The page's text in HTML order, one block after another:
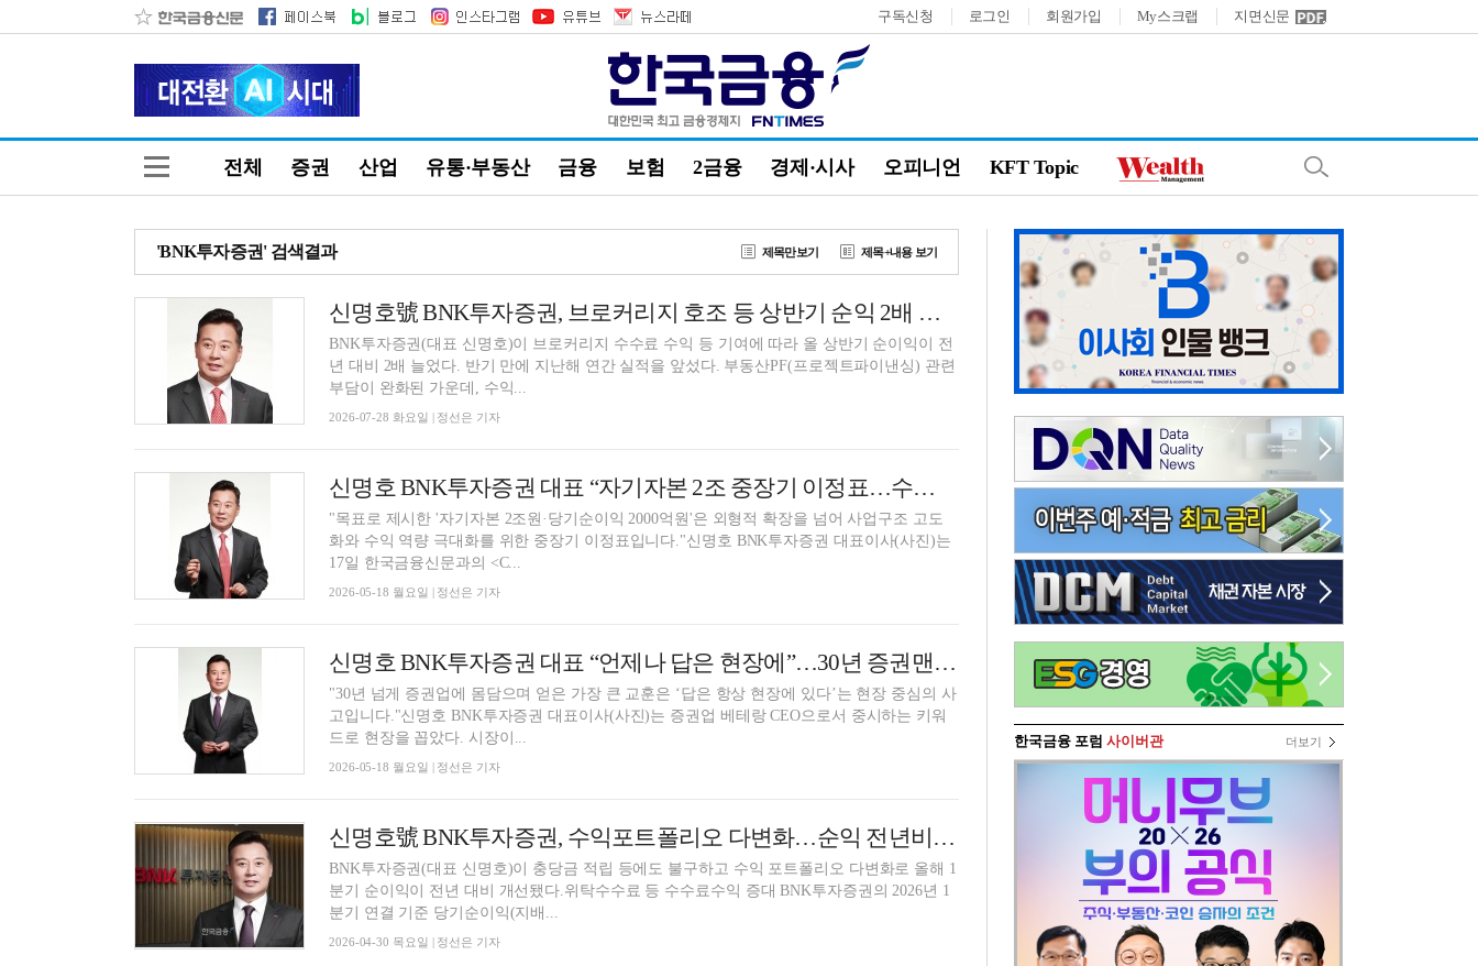
구독신청 로그인 회원가입 My스크랩 지면신문
전체 증권 산업 유통·부동산 금융 보험 2금융 경제·시사 오피니언 KFT Topic
'BNK투자증권' 검색결과 제목만보기 제목+내용 보기
신명호號 BNK투자증권, 브로커리지 호조 등 상반기 순익 2배 증가…충당금 전입액↓ [금융사 2026 상반기 실적]
BNK투자증권(대표 신명호)이 브로커리지 수수료 수익 등 기여에 따라 올 상반기 순이익이 전
년 대비 2배 늘었다. 반기 만에 지난해 연간 실적을 앞섰다. 부동산PF(프로젝트파이낸싱) 관련
부담이 완화된 가운데, 수익...
2026-07-28 화요일 | 정선은 기자
신명호 BNK투자증권 대표 “자기자본 2조 중장기 이정표…수익 역량 극대화”
"목표로 제시한 '자기자본 2조원·당기순이익 2000억원'은 외형적 확장을 넘어 사업구조 고도
화와 수익 역량 극대화를 위한 중장기 이정표입니다."신명호 BNK투자증권 대표이사(사진)는
17일 한국금융신문과의 <C...
2026-05-18 월요일 | 정선은 기자
신명호 BNK투자증권 대표 “언제나 답은 현장에”…30년 증권맨의 키워드
"30년 넘게 증권업에 몸담으며 얻은 가장 큰 교훈은 ‘답은 항상 현장에 있다’는 현장 중심의 사
고입니다."신명호 BNK투자증권 대표이사(사진)는 증권업 베테랑 CEO으로서 중시하는 키워
드로 현장을 꼽았다. 시장이...
2026-05-18 월요일 | 정선은 기자
신명호號 BNK투자증권, 수익포트폴리오 다변화…순익 전년비 63%↑[금융사 2026 1분기 실적]
BNK투자증권(대표 신명호)이 충당금 적립 등에도 불구하고 수익 포트폴리오 다변화로 올해 1
분기 순이익이 전년 대비 개선됐다.위탁수수료 등 수수료수익 증대 BNK투자증권의 2026년 1
분기 연결 기준 당기순이익(지배...
2026-04-30 목요일 | 정선은 기자
한국금융 포럼 사이버관 더보기